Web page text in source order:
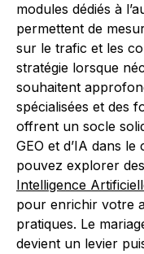
modules dédiés à
permettent de
sur le trafic et les
stratégie lorsque
souhaitent
spécialisées et des
offrent un socle
GEO et d’IA dans
pouvez explorer
Intelligence
pour enrichir votre
pratiques. Le
devient un levier